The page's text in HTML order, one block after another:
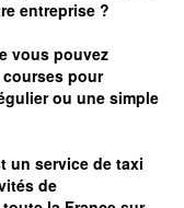
entreprise ?
vous pouvez
pour
ou une simple
un service de taxi
de